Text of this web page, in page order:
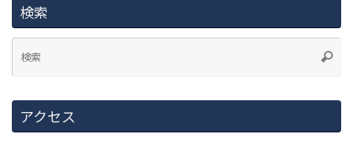
検索
アクセス